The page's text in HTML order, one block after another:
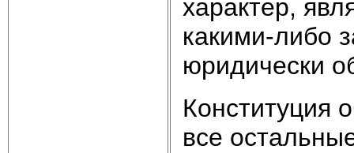
характер,
какими-либо
юридически
Конституция
все